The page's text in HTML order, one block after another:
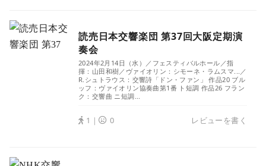
読売日本交響楽団 第37回大阪定期演
奏会
2024年2月14日（水）／フェスティバルホール／指
揮：山田和樹／ヴァイオリン：シモーネ・ラムスマ...／
R.シュトラウス：交響詩「ドン・ファン」 作品20 ブル
ッフ：ヴァイオリン協奏曲第1番 ト短調 作品26 フラン
ク：交響曲 ニ短調...
1｜ 0 レビューを書く